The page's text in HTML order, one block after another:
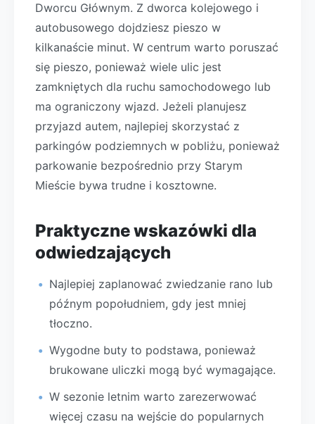
Dworcu Głównym. Z dworca kolejowego i
autobusowego dojdziesz pieszo w
kilkanaście minut. W centrum warto poruszać
się pieszo, ponieważ wiele ulic jest
zamkniętych dla ruchu samochodowego lub
ma ograniczony wjazd. Jeżeli planujesz
przyjazd autem, najlepiej skorzystać z
parkingów podziemnych w pobliżu, ponieważ
parkowanie bezpośrednio przy Starym
Mieście bywa trudne i kosztowne.
Praktyczne wskazówki dla
odwiedzających
Najlepiej zaplanować zwiedzanie rano lub
późnym popołudniem, gdy jest mniej
tłoczno.
Wygodne buty to podstawa, ponieważ
brukowane uliczki mogą być wymagające.
W sezonie letnim warto zarezerwować
więcej czasu na wejście do popularnych